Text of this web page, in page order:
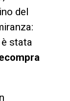
del
stata